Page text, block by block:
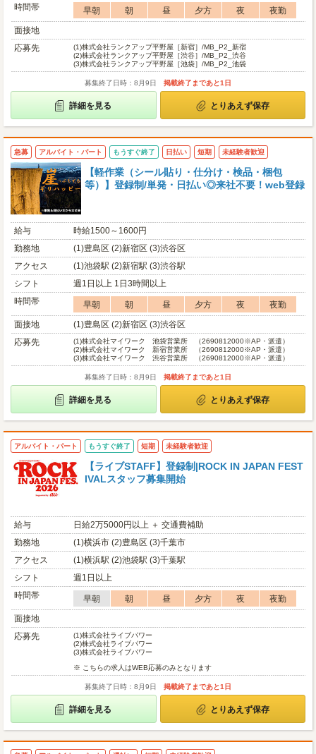
時間帯
早朝 朝 昼 夕方 夜
夜勤
面接地
応募先
(1)株式会社ランクアップ平野屋［新宿］/MB_P2_新宿
(2)株式会社ランクアップ平野屋［渋谷］/MB_P2_渋谷
(3)株式会社ランクアップ平野屋［池袋］/MB_P2_池袋
募集終了日時：8月9日 掲載終了まであと1日
詳細を見る とりあえず保存
急募 アルバイト・パート もうすぐ終了 日払い 短期 未経験者歓迎
【軽作業（シール貼り・仕分け・検品・梱包
等）】登録制/単発・日払い◎来社不要！web登録
給与
時給1500～1600円
勤務地
(1)豊島区 (2)新宿区 (3)渋谷区
アクセス
(1)池袋駅 (2)新宿駅 (3)渋谷駅
シフト
週1日以上 1日3時間以上
時間帯
早朝 朝 昼 夕方 夜
夜勤
面接地
(1)豊島区 (2)新宿区 (3)渋谷区
応募先
(1)株式会社マイワーク 池袋営業所 （2690812000※AP・派遣）
(2)株式会社マイワーク 新宿営業所 （2690812000※AP・派遣）
(3)株式会社マイワーク 渋谷営業所 （2690812000※AP・派遣）
募集終了日時：8月9日 掲載終了まであと1日
詳細を見る とりあえず保存
アルバイト・パート もうすぐ終了 短期 未経験者歓迎
【ライブSTAFF】登録制|ROCK IN JAPAN FEST
IVALスタッフ募集開始
給与
日給2万5000円以上 ＋ 交通費補助
勤務地
(1)横浜市 (2)豊島区 (3)千葉市
アクセス
(1)横浜駅 (2)池袋駅 (3)千葉駅
シフト
週1日以上
時間帯
早朝 朝 昼 夕方 夜
夜勤
面接地
応募先
(1)株式会社ライブパワー
(2)株式会社ライブパワー
(3)株式会社ライブパワー
※ こちらの求人はWEB応募のみとなります
募集終了日時：8月9日 掲載終了まであと1日
詳細を見る とりあえず保存